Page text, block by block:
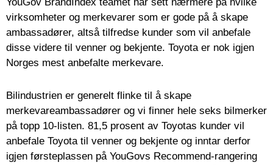
YouGov BrandIndex teamet har sett nærmere på hvilke
virksomheter og merkevarer som er gode på å skape
ambassadører, altså tilfredse kunder som vil anbefale
disse videre til venner og bekjente. Toyota er nok igjen
Norges mest anbefalte merkevare.
Bilindustrien er generelt flinke til å skape
merkevareambassadører og vi finner hele seks bilmerker
på topp 10-listen. 81,5 prosent av Toyotas kunder vil
anbefale Toyota til venner og bekjente og inntar derfor
igjen førsteplassen på YouGovs Recommend-rangering